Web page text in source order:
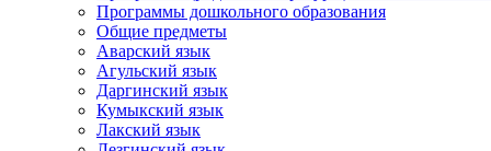
Программы дошкольного образования
Общие предметы
Аварский язык
Агульский язык
Даргинский язык
Кумыкский язык
Лакский язык